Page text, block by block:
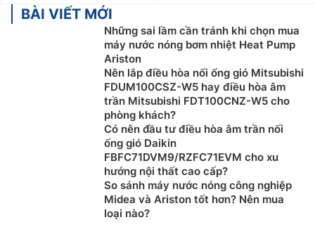
Mặc dù hoạt động chung trên một dàn nóng nhưng
dàn lạnh luôn hoạt động riêng biệt. Chính vì vậy người
dùng có thể điều chỉnh nhiệt độ độc lập mà không làm
ảnh hưởng đến các điều hòa khác trong nhà.
Với khả năng như vậy nên bạn có thể sử dụng điều
hòa độc lập ở các phòng riêng biệt, từ đó tối ưu điện
năng tiêu thụ và sự thoải mái dành cho từng người
Điều Hòa Multihoạt động độc lập nên rất
yên tĩnh, dễ dàng giúp bạn dễ dàng chìm sâu vào giấc
ngủ ngon cũng như đảm bảo không gian để học tập,
BÀI VIẾT MỚI
Những sai lầm cần tránh khi chọn mua
máy nước nóng bơm nhiệt Heat Pump
Ariston
Nên lắp điều hòa nối ống gió Mitsubishi
FDUM100CSZ-W5 hay điều hòa âm
trần Mitsubishi FDT100CNZ-W5 cho
phòng khách?
Có nên đầu tư điều hòa âm trần nối
ống gió Daikin
FBFC71DVM9/RZFC71EVM cho xu
hướng nội thất cao cấp?
So sánh máy nước nóng công nghiệp
Midea và Ariston tốt hơn? Nên mua
loại nào?